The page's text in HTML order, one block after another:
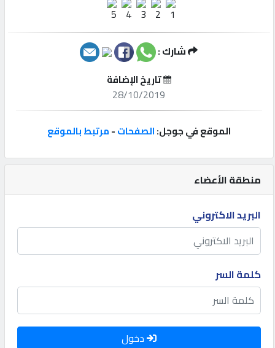
بنا
المنتدى
كيو
كيو
نمبر
منطقة الأعضاء
البريد الاكتروني
كلمة السر
دخول
شارك :
تاريخ الإضافة
28/10/2019
الموقع في جوجل:الصفحات-مرتبط بالموقع